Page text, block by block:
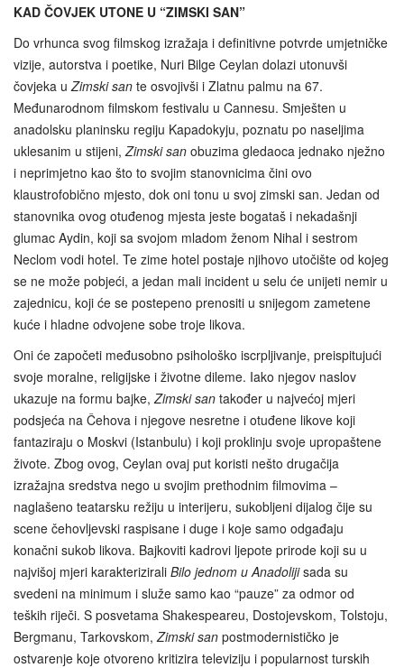
KAD ČOVJEK UTONE U “ZIMSKI SAN”
Do vrhunca svog filmskog izražaja i definitivne potvrde umjetničke
vizije, autorstva i poetike, Nuri Bilge Ceylan dolazi utonuvši
čovjeka u Zimski san te osvojivši i Zlatnu palmu na 67.
Međunarodnom filmskom festivalu u Cannesu. Smješten u
anadolsku planinsku regiju Kapadokyju, poznatu po naseljima
uklesanim u stijeni, Zimski san obuzima gledaoca jednako nježno
i neprimjetno kao što to svojim stanovnicima čini ovo
klaustrofobično mjesto, dok oni tonu u svoj zimski san. Jedan od
stanovnika ovog otuđenog mjesta jeste bogataš i nekadašnji
glumac Aydin, koji sa svojom mladom ženom Nihal i sestrom
Neclom vodi hotel. Te zime hotel postaje njihovo utočište od kojeg
se ne može pobjeći, a jedan mali incident u selu će unijeti nemir u
zajednicu, koji će se postepeno prenositi u snijegom zametene
kuće i hladne odvojene sobe troje likova.
Oni će započeti međusobno psihološko iscrpljivanje, preispitujući
svoje moralne, religijske i životne dileme. Iako njegov naslov
ukazuje na formu bajke, Zimski san također u najvećoj mjeri
podsjeća na Čehova i njegove nesretne i otuđene likove koji
fantaziraju o Moskvi (Istanbulu) i koji proklinju svoje upropaštene
živote. Zbog ovog, Ceylan ovaj put koristi nešto drugačija
izražajna sredstva nego u svojim prethodnim filmovima –
naglašeno teatarsku režiju u interijeru, sukobljeni dijalog čije su
scene čehovljevski raspisane i duge i koje samo odgađaju
konačni sukob likova. Bajkoviti kadrovi ljepote prirode koji su u
najvišoj mjeri karakterizirali Bilo jednom u Anadolijisada su
svedeni na minimum i služe samo kao “pauze” za odmor od
teških riječi. S posvetama Shakespeareu, Dostojevskom, Tolstoju,
Bergmanu, Tarkovskom, Zimski san postmodernističko je
ostvarenje koje otvoreno kritizira televiziju i popularnost turskih